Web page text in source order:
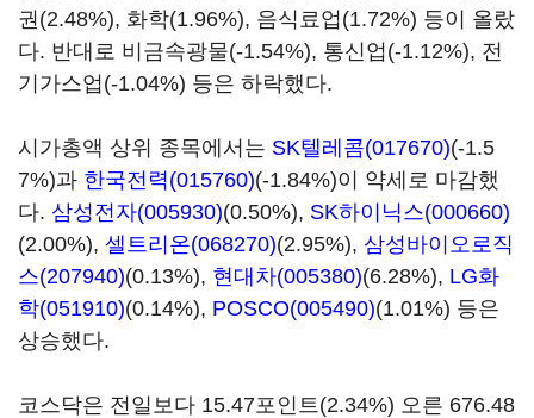
권(2.48%), 화학(1.96%), 음식료업(1.72%) 등이 올랐
다. 반대로 비금속광물(-1.54%), 통신업(-1.12%), 전
기가스업(-1.04%) 등은 하락했다.
시가총액 상위 종목에서는 SK텔레콤(017670)(-1.5
7%)과 한국전력(015760)(-1.84%)이 약세로 마감했
다. 삼성전자(005930)(0.50%), SK하이닉스(000660)
(2.00%), 셀트리온(068270)(2.95%), 삼성바이오로직
스(207940)(0.13%), 현대차(005380)(6.28%), LG화
학(051910)(0.14%), POSCO(005490)(1.01%) 등은
상승했다.
코스닥은 전일보다 15.47포인트(2.34%) 오른 676.48